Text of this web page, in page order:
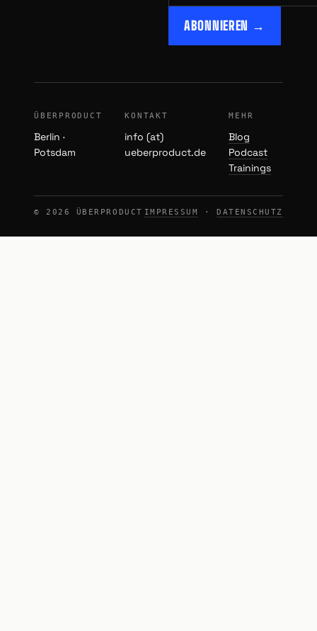
ABONNIEREN →
ÜBERPRODUCT
Berlin ·
Potsdam
KONTAKT
info (at)
ueberproduct.de
MEHR
Blog
Podcast
Trainings
© 2026 ÜBERPRODUCT IMPRESSUM · DATENSCHUTZ